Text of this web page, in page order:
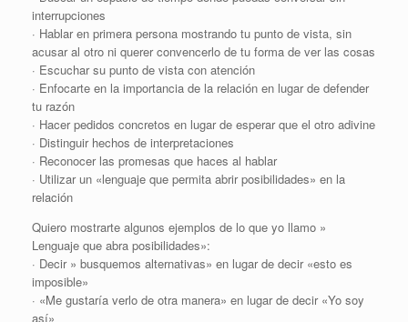
interrupciones
· Hablar en primera persona mostrando tu punto de vista, sin
acusar al otro ni querer convencerlo de tu forma de ver las cosas
· Escuchar su punto de vista con atención
· Enfocarte en la importancia de la relación en lugar de defender
tu razón
· Hacer pedidos concretos en lugar de esperar que el otro adivine
· Distinguir hechos de interpretaciones
· Reconocer las promesas que haces al hablar
· Utilizar un «lenguaje que permita abrir posibilidades» en la
relación
Quiero mostrarte algunos ejemplos de lo que yo llamo »
Lenguaje que abra posibilidades»:
· Decir » busquemos alternativas» en lugar de decir «esto es
imposible»
· «Me gustaría verlo de otra manera» en lugar de decir «Yo soy
así»